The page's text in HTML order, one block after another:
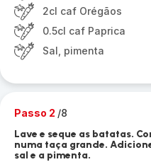
2cl caf Orégãos
0.5cl caf Paprica
Sal, pimenta
Passo 2 /8
Lave e seque as batatas.
numa taça grande.
sal e a pimenta.